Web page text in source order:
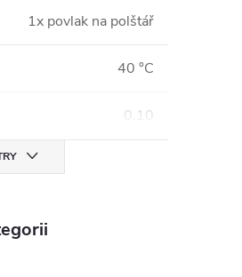
1x povlak na polštář
40 °C
0,10